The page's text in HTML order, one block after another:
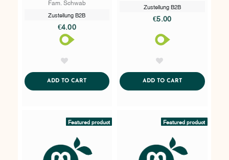
Fam. Schwab
Zustellung B2B
€4.00
ADD TO CARTADDTOCART
Zustellung B2B
€5.00
ADD TO CARTADDTOCART
Featured product Featured product